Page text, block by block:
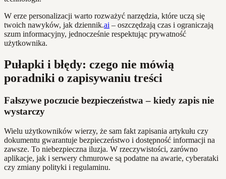
W erze personalizacji warto rozważyć narzędzia, które uczą się
twoich nawyków, jak dziennik.ai – oszczędzają czas i ograniczają
szum informacyjny, jednocześnie respektując prywatność
użytkownika.
Pułapki i błędy: czego nie mówią
poradniki o zapisywaniu treści
Fałszywe poczucie bezpieczeństwa – kiedy zapis nie
wystarczy
Wielu użytkowników wierzy, że sam fakt zapisania artykułu czy
dokumentu gwarantuje bezpieczeństwo i dostępność informacji na
zawsze. To niebezpieczna iluzja. W rzeczywistości, zarówno
aplikacje, jak i serwery chmurowe są podatne na awarie, cyberataki
czy zmiany polityki i regulaminu.